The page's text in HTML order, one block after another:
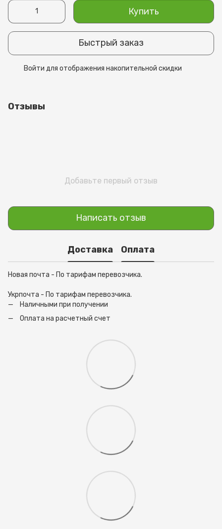
Купить
Быстрый заказ
Войти для отображения накопительной скидки
Отзывы
Добавьте первый отзыв
Написать отзыв
Доставка Оплата
Новая почта - По тарифам перевозчика.
Укрпочта - По тарифам перевозчика.
Наличными при получении
Оплата на расчетный счет